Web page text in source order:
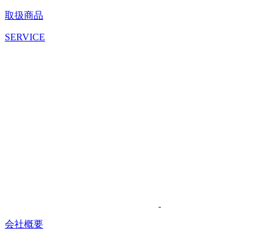
取扱商品
SERVICE
会社概要